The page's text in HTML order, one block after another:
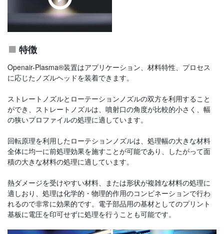
特徴
Openair-Plasma®装置はアプリケーション、材料特性、プロセス
に応じたノズルヘッドを装着できます。
ストレートノズルとローテーションノズルの双方を利用すること
ができ、ストレートノズルは、噴射口の角度が比較的小さく、幅
の狭いプロファイルの処理に適しています。
回転原理を利用したローテションノズルは、処理幅の大きな材料
全体に均一に前処理効果を施すことが可能であり、したがって面
積の大きな材料の処理に適しています。
熱ダメージを受けやすい材料、または形状が複雑な材料の処理に
適しおり、処理は化学的・物理的作用のコンビネーションで行わ
れるので非常に効果的です。電子部品用の基材としてのプリント
基板に電圧を印可せずに処理を行うことも可能です。